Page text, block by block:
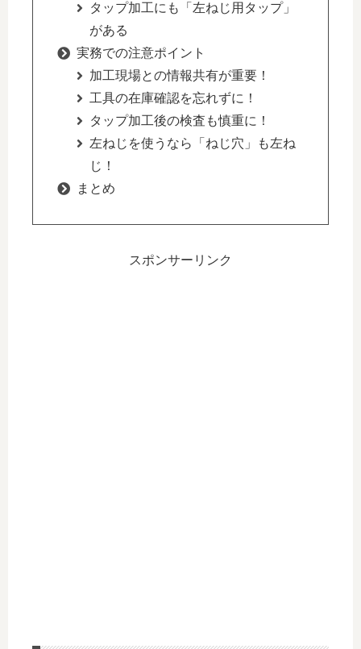
タップ加工にも「左ねじ用タップ」
がある
実務での注意ポイント
加工現場との情報共有が重要！
工具の在庫確認を忘れずに！
タップ加工後の検査も慎重に！
左ねじを使うなら「ねじ穴」も左ね
じ！
まとめ
スポンサーリンク